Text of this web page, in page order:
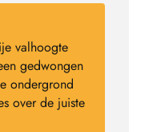
valhoogte
gedwongen
ondergrond
over de juiste